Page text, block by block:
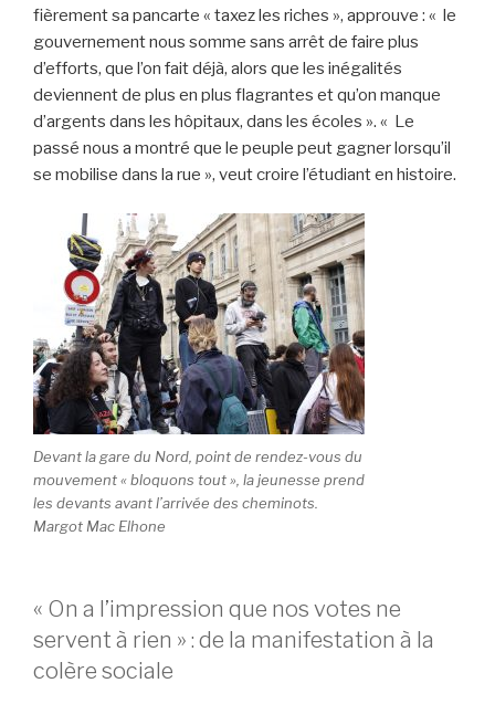
fièrement sa pancarte « taxez les riches », approuve : « le
gouvernement nous somme sans arrêt de faire plus
d’efforts, que l’on fait déjà, alors que les inégalités
deviennent de plus en plus flagrantes et qu’on manque
d’argents dans les hôpitaux, dans les écoles ». « Le
passé nous a montré que le peuple peut gagner lorsqu’il
se mobilise dans la rue », veut croire l’étudiant en histoire.
Devant la gare du Nord, point de rendez-vous du
mouvement « bloquons tout », la jeunesse prend
les devants avant l’arrivée des cheminots.
Margot Mac Elhone
« On a l’impression que nos votes ne
servent à rien » : de la manifestation à la
colère sociale